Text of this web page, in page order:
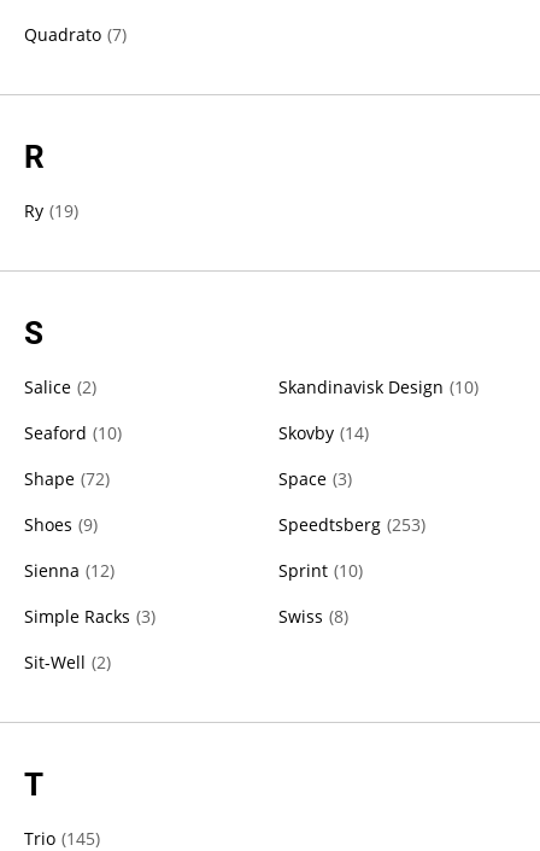
Quadrato (7)
R
Ry (19)
S
Salice (2)
Seaford (10)
Shape (72)
Shoes (9)
Sienna (12)
Simple Racks (3)
Sit-Well (2)
Skandinavisk Design (10)
Skovby (14)
Space (3)
Speedtsberg (253)
Sprint (10)
Swiss (8)
T
Trio (145)